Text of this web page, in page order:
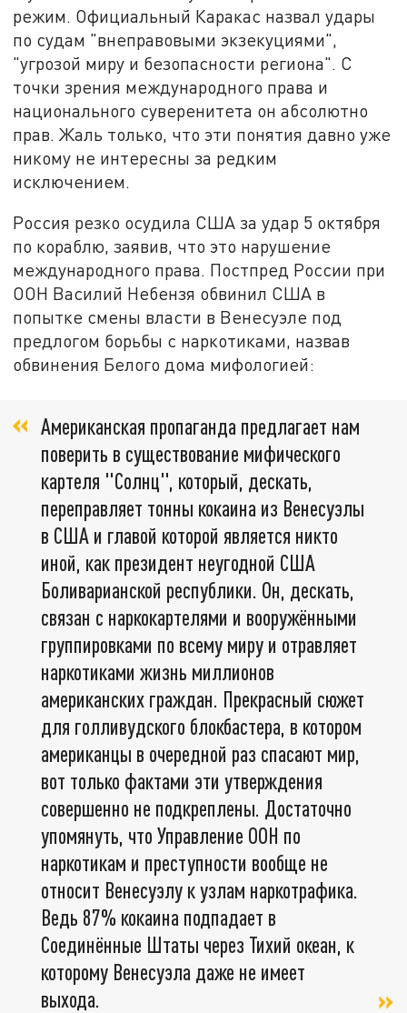
режим. Официальный Каракас назвал удары
по судам "внеправовыми экзекуциями",
"угрозой миру и безопасности региона". С
точки зрения международного права и
национального суверенитета он абсолютно
прав. Жаль только, что эти понятия давно уже
никому не интересны за редким
исключением.
Россия резко осудила США за удар 5 октября
по кораблю, заявив, что это нарушение
международного права. Постпред России при
ООН Василий Небензя обвинил США в
попытке смены власти в Венесуэле под
предлогом борьбы с наркотиками, назвав
обвинения Белого дома мифологией:
Американская пропаганда предлагает нам
поверить в существование мифического
картеля "Солнц", который, дескать,
переправляет тонны кокаина из Венесуэлы
в США и главой которой является никто
иной, как президент неугодной США
Боливарианской республики. Он, дескать,
связан с наркокартелями и вооружёнными
группировками по всему миру и отравляет
наркотиками жизнь миллионов
американских граждан. Прекрасный сюжет
для голливудского блокбастера, в котором
американцы в очередной раз спасают мир,
вот только фактами эти утверждения
совершенно не подкреплены. Достаточно
упомянуть, что Управление ООН по
наркотикам и преступности вообще не
относит Венесуэлу к узлам наркотрафика.
Ведь 87% кокаина подпадает в
Соединённые Штаты через Тихий океан, к
которому Венесуэла даже не имеет
выхода.